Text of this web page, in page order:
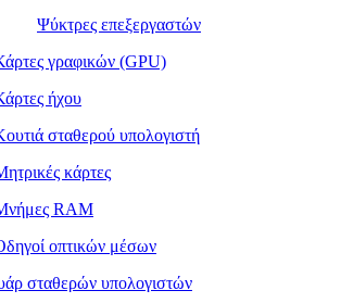
Ψύκτρες επεξεργαστών
γραφικών (GPU)
ήχου
σταθερού υπολογιστή
κάρτες
RAM
οπτικών μέσων
σταθερών υπολογιστών